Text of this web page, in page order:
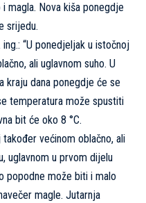
magla. Nova kiša ponegdje
srijedu.
“U ponedjeljak u istočnoj
ali uglavnom suho. U
kraju dana ponegdje će se
temperatura može spustiti
bit će oko 8 °C.
većinom oblačno, ali
uglavnom u prvom dijelu
popodne može biti i malo
magle. Jutarnja